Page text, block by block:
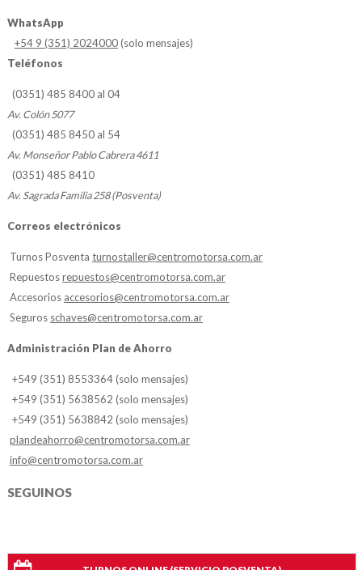
WhatsApp
+54 9 (351) 2024000(solo mensajes)
Teléfonos
(0351) 485 8400 al 04
Av. Colón 5077
(0351) 485 8450 al 54
Av. Monseñor Pablo Cabrera 4611
(0351) 485 8410
Av. Sagrada Familia 258 (Posventa)
Correos electrónicos
Turnos Posventa turnostaller@centromotorsa.com.ar
Repuestosrepuestos@centromotorsa.com.ar
Accesorios accesorios@centromotorsa.com.ar
Seguros schaves@centromotorsa.com.ar
Administración Plan de Ahorro
+549 (351) 8553364 (solo mensajes)
+549 (351) 5638562 (solo mensajes)
+549 (351) 5638842 (solo mensajes)
plandeahorro@centromotorsa.com.ar
info@centromotorsa.com.ar
SEGUINOS